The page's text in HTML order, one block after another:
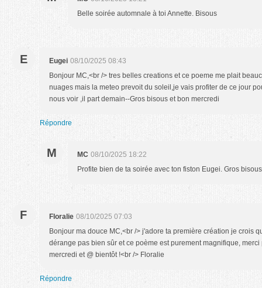
Belle soirée automnale à toi Annette. Bisous
E Eugei 08/10/2025 08:43
Bonjour MC,<br /> tres belles creations et ce poeme me plait
nuages mais la meteo prevoit du soleil,je vais profiter de ce jour
nous voir ,il part demain--Gros bisous et bon mercredi
Répondre
M MC 08/10/2025 18:22
Profite bien de ta soirée avec ton fiston Eugei. Gros bisous
F Floralie 08/10/2025 07:03
Bonjour ma douce MC,<br /> j'adore ta première création je crois
dérange pas bien sûr et ce poème est purement magnifique,
mercredi et @ bientôt !<br /> Floralie
Répondre